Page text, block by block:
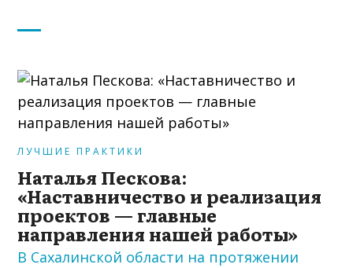
ЛУЧШИЕ ПРАКТИКИ
Наталья Пескова:
«Наставничество и реализация
проектов — главные
направления нашей работы»
В Сахалинской области на протяжении